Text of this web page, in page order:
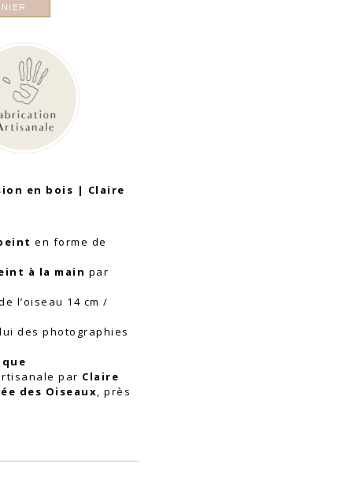
en bois | Claire
en forme de
à la main par
l’oiseau 14 cm /
des photographies
par Claire
des Oiseaux,près